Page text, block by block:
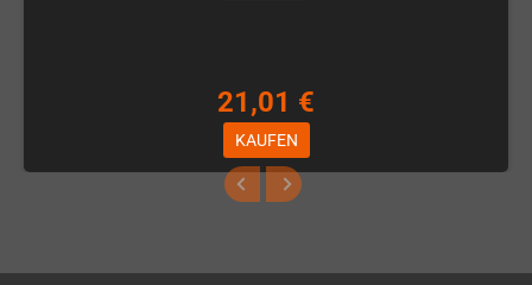
21,01 €
KAUFEN